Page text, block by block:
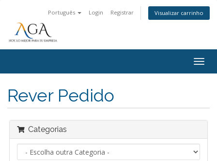
Português Login Registrar Visualizar carrinho
Rever Pedido
Categorias